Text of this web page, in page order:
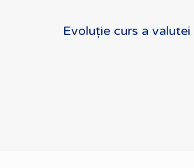
Evoluție curs a valutei